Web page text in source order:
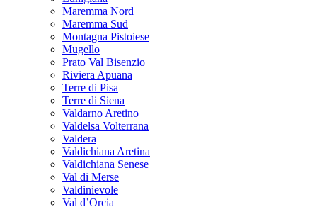
Maremma Nord
Maremma Sud
Montagna Pistoiese
Mugello
Prato Val Bisenzio
Riviera Apuana
Terre di Pisa
Terre di Siena
Valdarno Aretino
Valdelsa Volterrana
Valdera
Valdichiana Aretina
Valdichiana Senese
Val di Merse
Valdinievole
Val d’Orcia